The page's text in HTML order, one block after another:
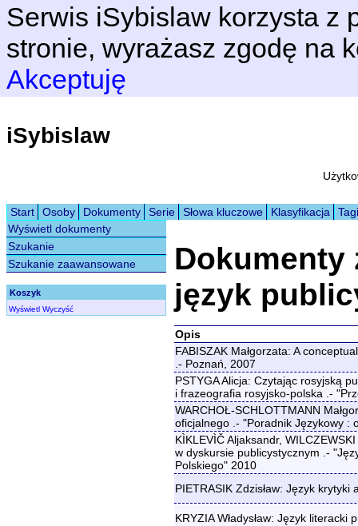
Serwis iSybislaw korzysta z
stronie, wyrażasz zgodę na
Akceptuję
iSybislaw
Start Osoby Dokumenty Serie Słowa kluczowe Klasyfikacja
Tagi
Wyświetl dokumenty
Szukanie
Szukanie zaawansowane
Koszyk
Wyświetl Wyczyść
Dokumenty
język
Opis
FABISZAK Małgorzata: A
.- Poznań, 2007
PSTYGA Alicja: Czytając rosyjską
i frazeografia rosyjsko-polska .-
WARCHOŁ-SCHLOTTMANN
oficjalnego .- "Poradnik Językowy :
KÌKLEVÌČ Aljaksandr,
w dyskursie publicystycznym .-
Polskiego" 2010
PIETRASIK Zdzisław: Język
KRYZIA Władysław: Język